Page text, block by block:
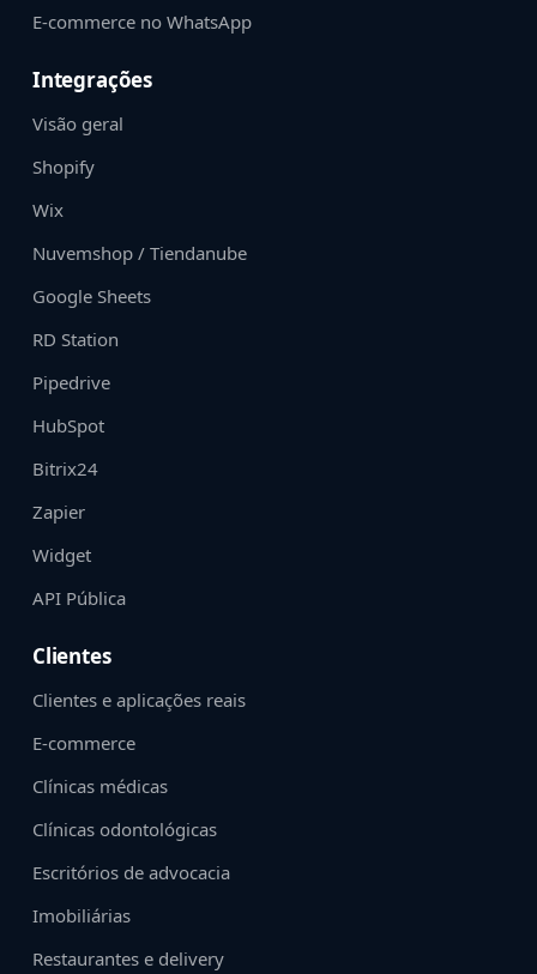
E-commerce no WhatsApp
Integrações
Visão geral
Shopify
Wix
Nuvemshop / Tiendanube
Google Sheets
RD Station
Pipedrive
HubSpot
Bitrix24
Zapier
Widget
API Pública
Clientes
Clientes e aplicações reais
E-commerce
Clínicas médicas
Clínicas odontológicas
Escritórios de advocacia
Imobiliárias
Restaurantes e delivery